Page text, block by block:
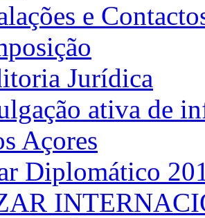
e
Jurídica
ativa de
Açores
Diplomático